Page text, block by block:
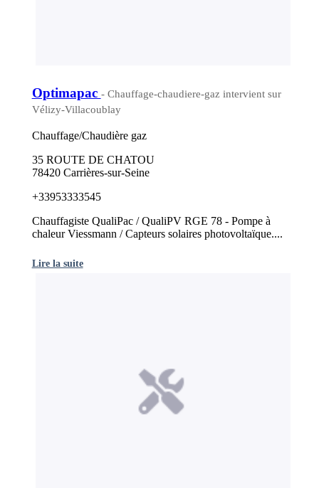
Optimapac - Chauffage-chaudiere-gaz intervient sur
Vélizy-Villacoublay
Chauffage/Chaudière gaz
35 ROUTE DE CHATOU
78420 Carrières-sur-Seine
+33953333545
Chauffagiste QualiPac / QualiPV RGE 78 - Pompe à
chaleur Viessmann / Capteurs solaires photovoltaïque....
Lire la suite